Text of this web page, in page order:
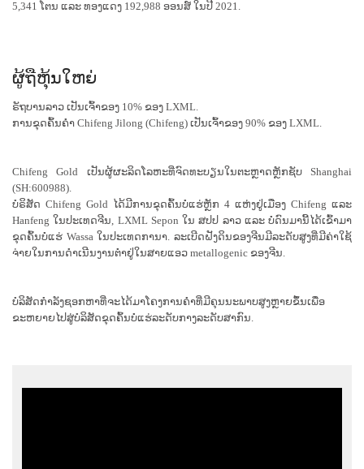
5,341 ໂຕນ ແລະ ທອງແດງ 192,988 ອອນສ໌ ໃນປີ 2021.
ຜູ້ຖືຫຸ້ນໃຫຍ່
ຣັຖບານລາວ ເປັນເຈົ້າຂອງ 10% ຂອງ LXML.
ການຂຸດຄົ້ນຄຳ Chifeng Jilong (Chifeng) ເປັນເຈົ້າຂອງ 90% ຂອງ LXML.
Chifeng Gold ເປັນຜູ້ຜະລິດໂລຫະທີ່ຈົດທະບຽນໃນຕະຫຼາດຫຼັກຊັບ Shanghai
(SH:600988).
ບໍຣິສັດ Chifeng Gold ໄດ້ມີການຂຸດຄົ້ນບໍ່ແຮ່ຫຼັກ 4 ແຫ່ງຢູ່ເມືອງ Chifeng ແລະ
Hanfeng ໃນປະເທດຈີນ, LXML Sepon ໃນ ສປປ ລາວ ແລະ ບໍ່ດົນມານີ້ໄດ້ເຂົ້າມາ
ຂຸດຄົ້ນບໍ່ແຮ່ Wassa ໃນປະເທດການາ. ລະເບີດຝັງດິນຂອງຈີນມີລະດັບສູງທີ່ມີຄ່າໃຊ້
ຈ່າຍໃນການດໍາເນີນງານຕ່ໍາຢູ່ໃນສາຍແອວ metallogenic ຂອງຈີນ.
ບໍລິສັດກໍາລັງຊອກຫາທີ່ຈະໄດ້ມາໂຄງການຄໍາທີ່ມີຄຸນນະພາບສູງຫຼາຍຂຶ້ນເພື່ອ
ຂະຫຍາຍໄປສູ່ບໍລິສັດຂຸດຄົ້ນບໍ່ແຮ່ລະດັບກາງລະດັບສາກົນ.